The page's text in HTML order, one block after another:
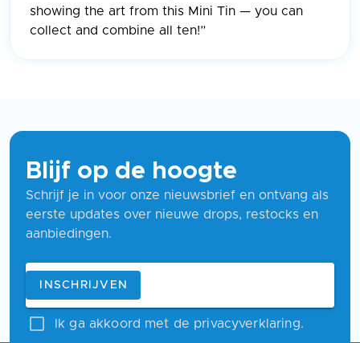
showing the art from this Mini Tin — you can
collect and combine all ten!”
Blijf op de hoogte
Schrijf je in voor onze nieuwsbrief en ontvang als
eerste updates over nieuwe drops, restocks en
aanbiedingen.
Blijf op de hoogte
E-mailadres
INSCHRIJVEN
Ik ga akkoord met de privacyverklaring.